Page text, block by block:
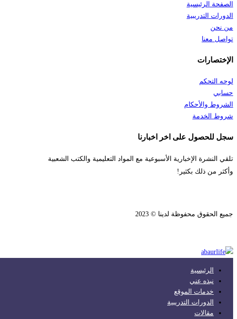
الصفحة الرئيسية
الدورات التدريبية
من نحن
تواصل معنا
الإختصارات
لوحه التحكم
حسابي
الشروط والأحكام
شروط الخدمة
سجل للحصول على اخر اخبارنا
تلقي النشرة الإخبارية الأسبوعية مع المواد التعليمية والكتب الشعبية
وأكثر من ذلك بكثير!
جميع الحقوق محفوظة لدينا © 2023
الرئيسية
نبذه عني
خدمات الموقع
الدورات التدريبية
مقالات